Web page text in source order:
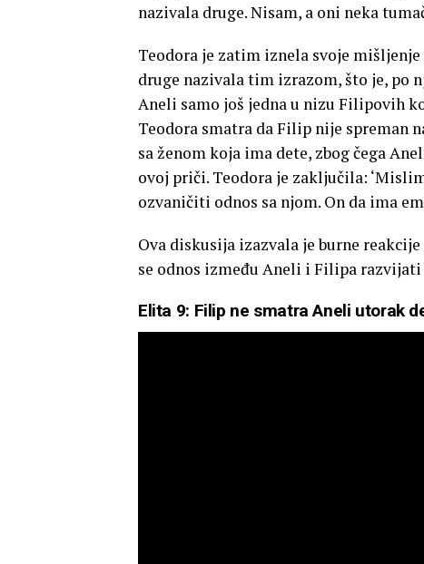
nazivala druge. Nisam, a oni neka
Teodora je zatim iznela svoje
druge nazivala tim izrazom, što je, po
Aneli samo još jedna u nizu Filipovih
Teodora smatra da Filip nije spreman
sa ženom koja ima dete, zbog čega
ovoj priči. Teodora je zaključila:
ozvaničiti odnos sa njom. On da ima
Ova diskusija izazvala je burne
se odnos između Aneli i Filipa razvijati
Elita 9: Filip ne smatra Aneli utorak